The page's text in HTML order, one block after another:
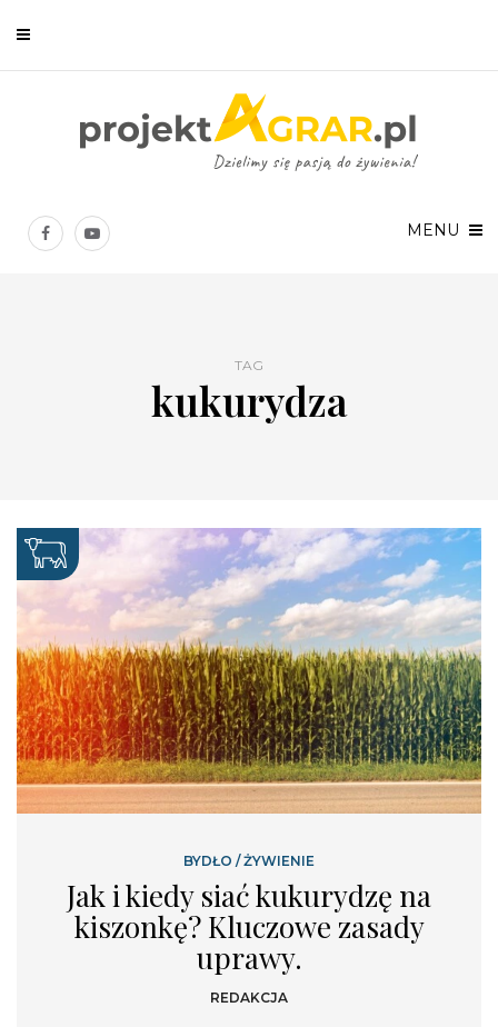
MENU
TAG
kukurydza
BYDŁO /ŻYWIENIE
Jak i kiedy siać kukurydzę na
kiszonkę? Kluczowe zasady
uprawy.
REDAKCJA
Chcesz być na bieżąco? Zostaw swój e-mail, a raz w tygodniu
prześlemy Ci nasze najlepsze artykuły!
Twoje dane osobowe będą przetwarzane zgodnie zPolityką prywatności